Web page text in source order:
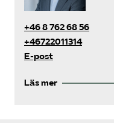
+46 8 762 68 56
+46722011314
E-post
Läs mer